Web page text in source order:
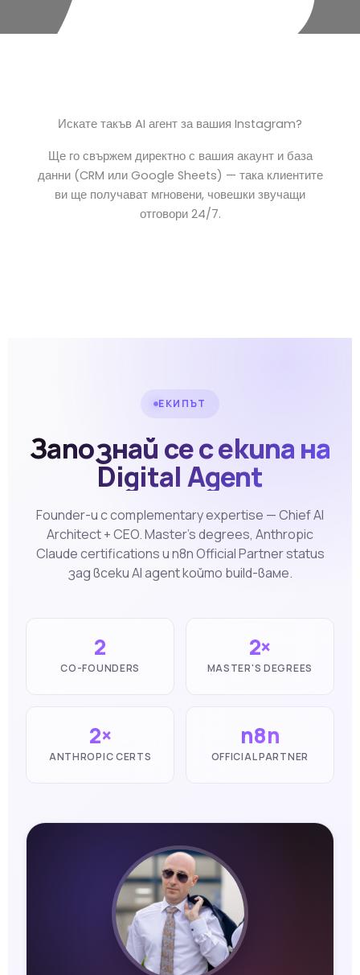
Искате такъв AI агент за вашия Instagram?
Ще го свържем директно с вашия акаунт и база
данни (CRM или Google Sheets) — така клиентите
ви ще получават мгновени, човешки звучащи
отговори 24/7.
ЕКИПЪТ
Запознай се с екипа на
Digital Agent
Founder-и с complementary expertise — Chief AI
Architect + CEO. Master's degrees, Anthropic
Claude certifications и n8n Official Partner status
зад всеки AI agent който build-ваме.
2
CO-FOUNDERS
2×
MASTER'S DEGREES
2×
ANTHROPIC CERTS
n8n
OFFICIAL PARTNER